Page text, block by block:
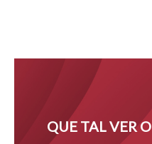
QUE TAL VER